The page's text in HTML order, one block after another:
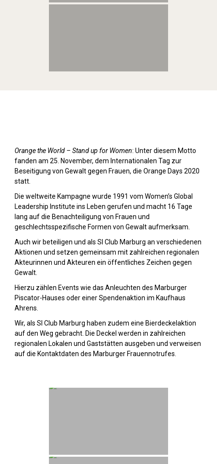
Orange the World – Stand up for Women: Unter diesem Motto
fanden am 25. November, dem Internationalen Tag zur
Beseitigung von Gewalt gegen Frauen, die Orange Days 2020
statt.
Die weltweite Kampagne wurde 1991 vom Women’s Global
Leadership Institute ins Leben gerufen und macht 16 Tage
lang auf die Benachteiligung von Frauen und
geschlechtsspezifische Formen von Gewalt aufmerksam.
Auch wir beteiligen und als SI Club Marburg an verschiedenen
Aktionen und setzen gemeinsam mit zahlreichen regionalen
Akteurinnen und Akteuren ein öffentliches Zeichen gegen
Gewalt.
Hierzu zählen Events wie das Anleuchten des Marburger
Piscator-Hauses oder einer Spendenaktion im Kaufhaus
Ahrens.
Wir, als SI Club Marburg haben zudem eine Bierdeckelaktion
auf den Weg gebracht. Die Deckel werden in zahlreichen
regionalen Lokalen und Gaststätten ausgeben und verweisen
auf die Kontaktdaten des Marburger Frauennotrufes.